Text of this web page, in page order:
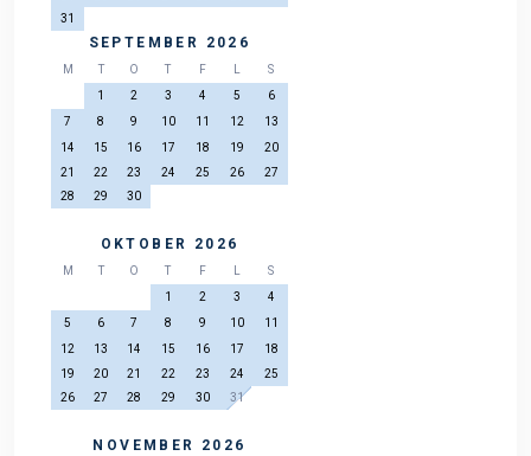
31
SEPTEMBER 2026
M O F L
S
1
2 3 4 5
6
7
8 9 10 11 12
13
14
15 16 17 18 19
20
21
22 23 24 25 26
27
28
29 30
OKTOBER 2026
M O F L
S
1
2 3
4
5
6 7 8 9 10
11
12
13 14 15 16 17
18
19
20 21 22 23 24
25
26
27 28 29 30 31
NOVEMBER 2026